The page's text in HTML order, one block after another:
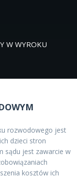
W WYROKU
rozwodowego jest
dzieci stron
sądu jest zawarcie w
kosztów ich